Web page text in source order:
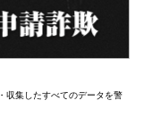
収集したすべてのデータを警